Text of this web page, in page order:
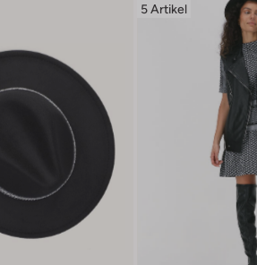
5 Artikel